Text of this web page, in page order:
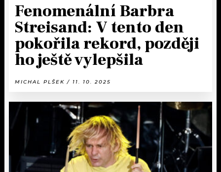
Fenomenální Barbra
Streisand: V tento den
pokořila rekord, později
ho ještě vylepšila
MICHAL PLŠEK / 11. 10. 2025